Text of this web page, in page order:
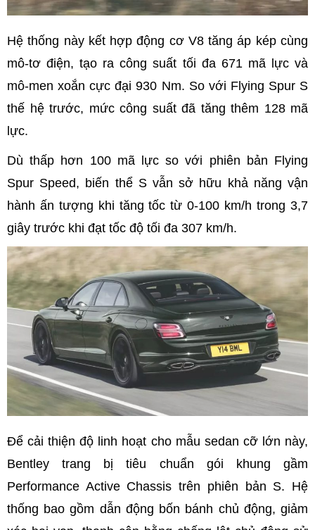
Hệ thống này kết hợp động cơ V8 tăng áp kép cùng
mô-tơ điện, tạo ra công suất tối đa 671 mã lực và
mô-men xoắn cực đại 930 Nm. So với Flying Spur S
thế hệ trước, mức công suất đã tăng thêm 128 mã
lực.
Dù thấp hơn 100 mã lực so với phiên bản Flying
Spur Speed, biến thể S vẫn sở hữu khả năng vận
hành ấn tượng khi tăng tốc từ 0-100 km/h trong 3,7
giây trước khi đạt tốc độ tối đa 307 km/h.
Để cải thiện độ linh hoạt cho mẫu sedan cỡ lớn này,
Bentley trang bị tiêu chuẩn gói khung gầm
Performance Active Chassis trên phiên bản S. Hệ
thống bao gồm dẫn động bốn bánh chủ động, giảm